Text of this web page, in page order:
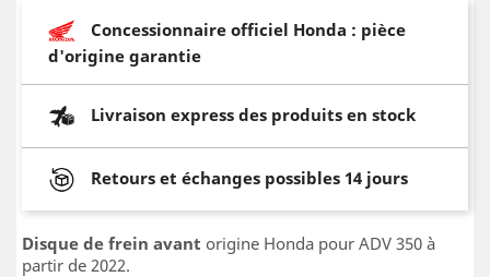
Concessionnaire officiel Honda : pièce
d'origine garantie
Livraison express des produits en stock
Retours et échanges possibles 14 jours
Disque de frein avant origine Honda pour ADV 350 à
partir de 2022.